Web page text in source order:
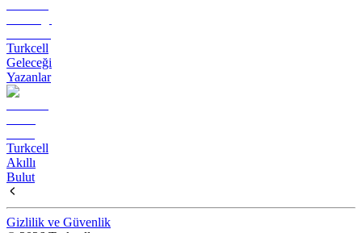
Turkcell
Geleceği
Yazanlar
Turkcell
Akıllı
Bulut
Gizlilik ve Güvenlik